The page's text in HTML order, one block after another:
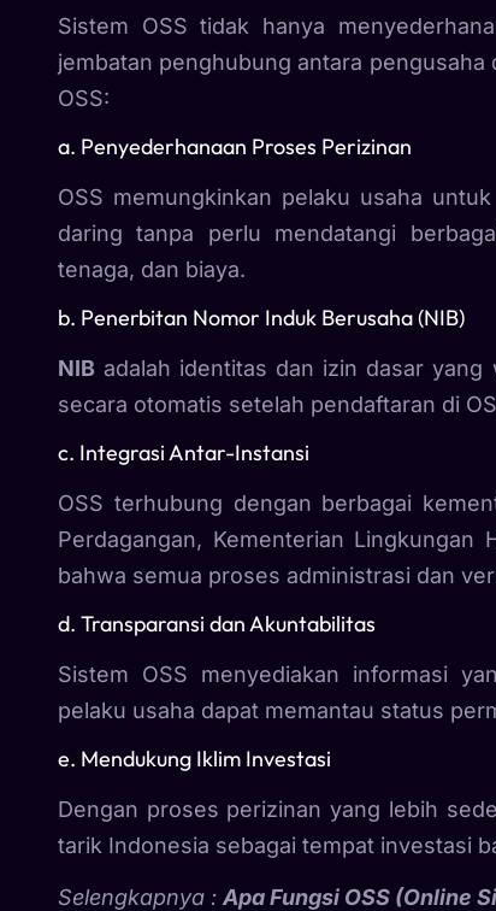
Sistem OSS tidak hanya
jembatan penghubung antara
OSS:
a. Penyederhanaan Proses Perizinan
OSS memungkinkan pelaku usaha
daring tanpa perlu mendatangi
tenaga, dan biaya.
b. Penerbitan Nomor Induk Berusaha (NIB)
NIB adalah identitas dan izin dasar
secara otomatis setelah pendaftaran di
c. Integrasi Antar-Instansi
OSS terhubung dengan berbagai
Perdagangan, Kementerian Lingkungan
bahwa semua proses administrasi dan
d. Transparansi dan Akuntabilitas
Sistem OSS menyediakan informasi
pelaku usaha dapat memantau status
e. Mendukung Iklim Investasi
Dengan proses perizinan yang lebih
tarik Indonesia sebagai tempat investasi
Selengkapnya : Apa Fungsi OSS (Online